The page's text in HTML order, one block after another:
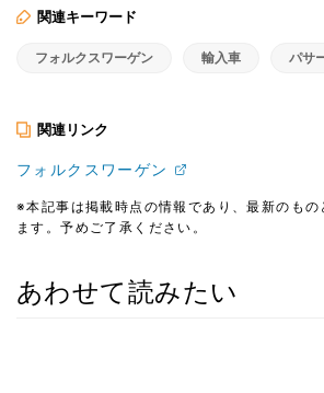
関連キーワード
フォルクスワーゲン 輸入車 パサ
関連リンク
フォルクスワーゲン
※本記事は掲載時点の情報であり、最新のもの
ます。予めご了承ください。
あわせて読みたい